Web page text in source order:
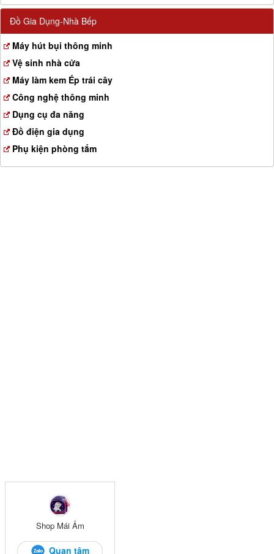
Đồ Gia Dụng-Nhà Bếp
Máy hút bụi thông minh
Vệ sinh nhà cửa
Máy làm kem Ép trái cây
Công nghệ thông minh
Dụng cụ đa năng
Đồ điện gia dụng
Phụ kiện phòng tắm